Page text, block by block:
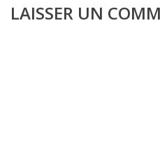
LAISSER UN